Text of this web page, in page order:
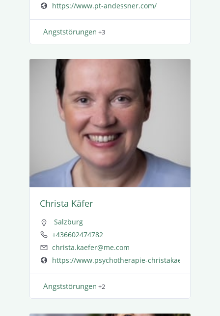
https://www.pt-andessner.com/
Angst­stö­rungen +3
Christa Käfer
Salzburg
+436602474782
christa.kaefer@me.com
https://www.psychotherapie-christakaefer.at/
Angst­stö­rungen +2